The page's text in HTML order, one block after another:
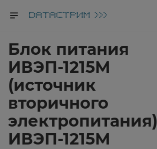
Блок питания
ИВЭП-1215M
(источник
вторичного
электропитания)
ИВЭП-1215M